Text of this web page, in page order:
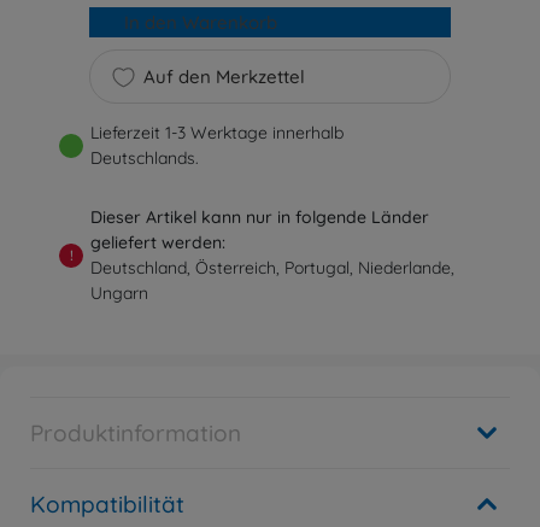
Auf den Merkzettel
In den Warenkorb
Lieferzeit 1-3 Werktage innerhalb
Deutschlands.
!
Dieser Artikel kann nur in folgende Länder
geliefert werden:
Deutschland, Österreich, Portugal, Niederlande,
Ungarn
Produktinformation
Kompatibilität